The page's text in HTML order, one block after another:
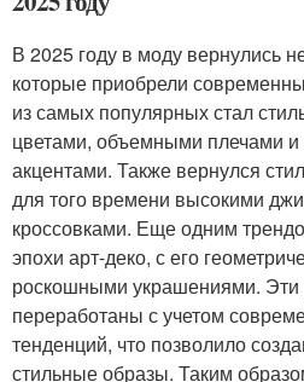
В 2025 году в моду вернулись
которые приобрели
из самых популярных стал
цветами, объемными плечами и
акцентами. Также вернулся
для того времени высокими
кроссовками. Еще одним
эпохи арт-деко, с его
роскошными украшениями. Эти
переработаны с учетом
тенденций, что позволило
стильные образы. Таким